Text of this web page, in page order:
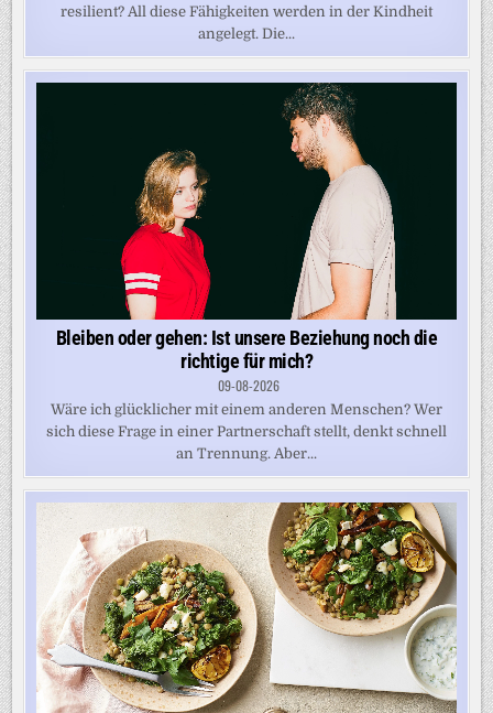
resilient? All diese Fähigkeiten werden in der Kindheit
angelegt. Die...
Bleiben oder gehen: Ist unsere Beziehung noch die
richtige für mich?
09-08-2026
Wäre ich glücklicher mit einem anderen Menschen? Wer
sich diese Frage in einer Partnerschaft stellt, denkt schnell
an Trennung. Aber...